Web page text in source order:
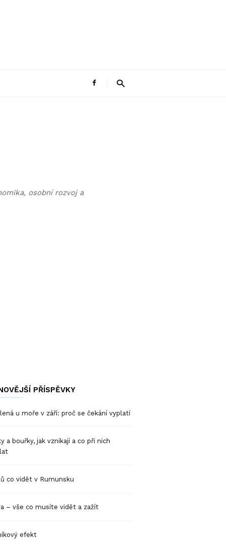
osobní rozvoj a
PŘÍSPĚVKY
u moře v září: proč se čekání vyplatí
a bouřky, jak vznikají a co při nich
co vidět v Rumunsku
– vše co musíte vidět a zažít
efekt